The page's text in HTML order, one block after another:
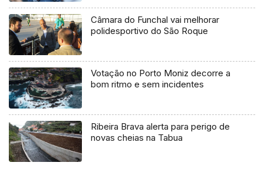
Câmara do Funchal vai melhorar
polidesportivo do São Roque
Votação no Porto Moniz decorre a
bom ritmo e sem incidentes
Ribeira Brava alerta para perigo de
novas cheias na Tabua